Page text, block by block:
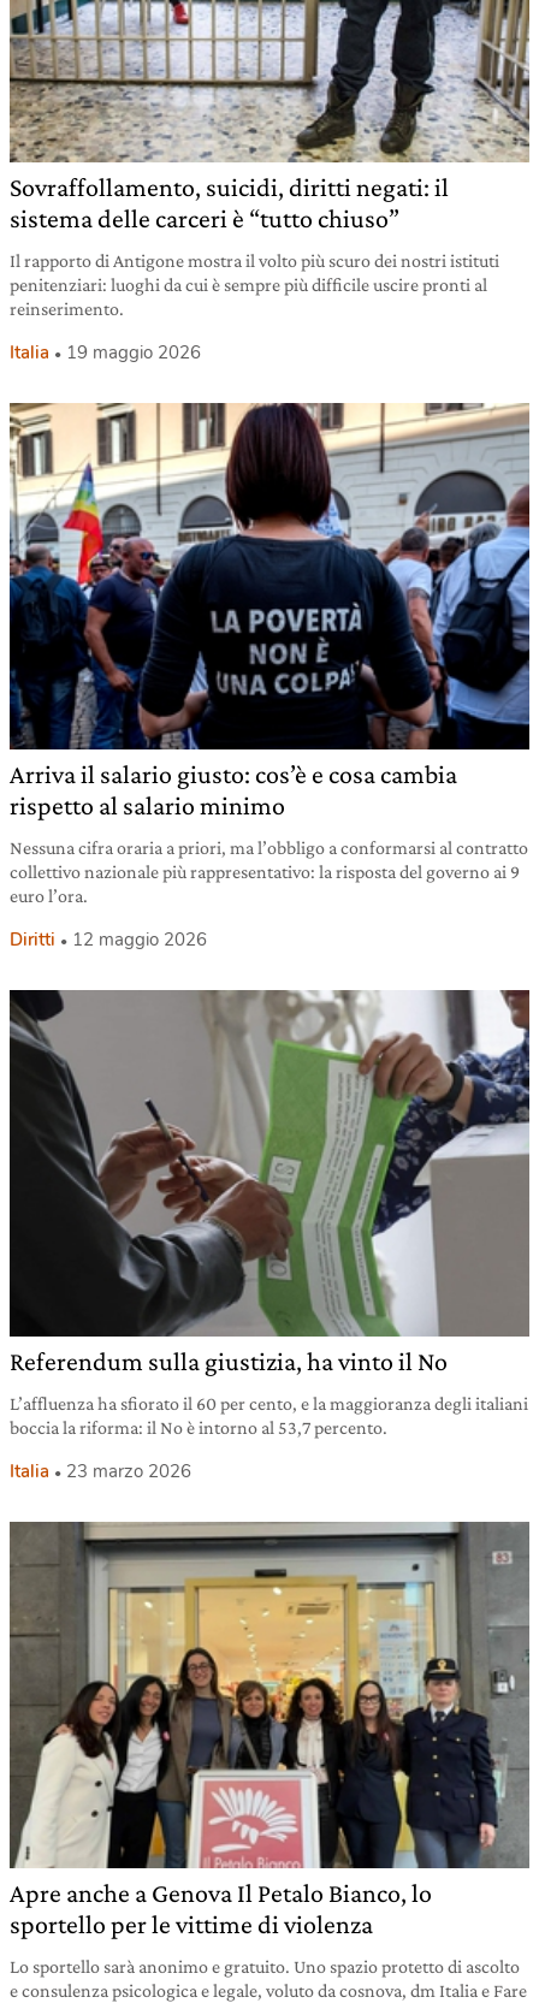
Sovraffollamento, suicidi, diritti negati: il
sistema delle carceri è “tutto chiuso”
Il rapporto di Antigone mostra il volto più scuro dei nostri istituti
penitenziari: luoghi da cui è sempre più difficile uscire pronti al
reinserimento.
Italia 19 maggio 2026
Arriva il salario giusto: cos’è e cosa cambia
rispetto al salario minimo
Nessuna cifra oraria a priori, ma l’obbligo a conformarsi al contratto
collettivo nazionale più rappresentativo: la risposta del governo ai 9
euro l’ora.
Diritti 12 maggio 2026
Referendum sulla giustizia, ha vinto il No
L’affluenza ha sfiorato il 60 per cento, e la maggioranza degli italiani
boccia la riforma: il No è intorno al 53,7 percento.
Italia 23 marzo 2026
Apre anche a Genova Il Petalo Bianco, lo
sportello per le vittime di violenza
Lo sportello sarà anonimo e gratuito. Uno spazio protetto di ascolto
e consulenza psicologica e legale, voluto da cosnova, dm Italia e Fare